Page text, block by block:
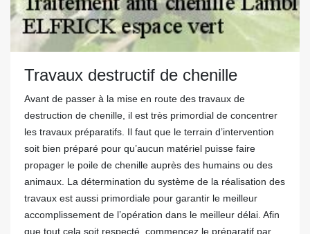
Travaux destructif de chenille
Avant de passer à la mise en route des travaux de
destruction de chenille, il est très primordial de concentrer
les travaux préparatifs. Il faut que le terrain d’intervention
soit bien préparé pour qu’aucun matériel puisse faire
propager le poile de chenille auprès des humains ou des
animaux. La détermination du système de la réalisation des
travaux est aussi primordiale pour garantir le meilleur
accomplissement de l’opération dans le meilleur délai. Afin
que tout cela soit respecté, commencez le préparatif par